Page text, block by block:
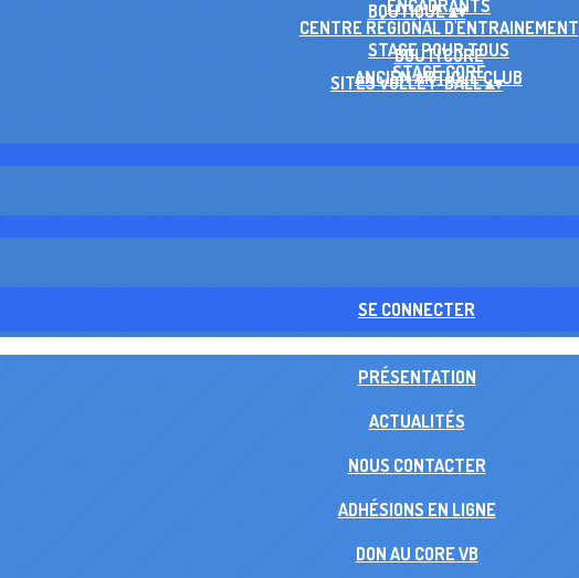
ENCADRANTS
CENTRE RÉGIONAL D'ENTRAINEMENT
STAGE POUR TOUS
STAGE CORE
BOUTIQUE▴▾
BOUTI'CORE
ANCIEN ARTICLE CLUB
SITES VOLLEY-BALL▴▾
SE CONNECTER
PRÉSENTATION
ACTUALITÉS
NOUS CONTACTER
ADHÉSIONS EN LIGNE
DON AU CORE VB